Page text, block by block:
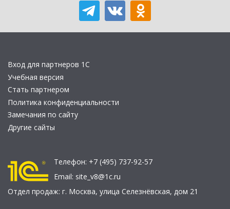
Вход для партнеров 1С
Учебная версия
Стать партнером
Политика конфиденциальности
Замечания по сайту
Другие сайты
Телефон: +7 (495) 737-92-57
Email: site_v8@1c.ru
Отдел продаж: г. Москва, улица Селезнёвская, дом 21